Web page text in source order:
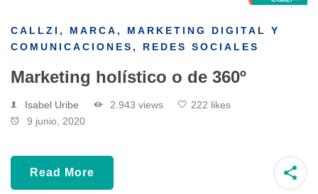
CALLZI , MARCA , MARKETING DIGITAL Y
COMUNICACIONES , REDES SOCIALES
Marketing holístico o de 360º
Isabel Uribe 2.943 views
222 likes
9 junio, 2020
Read More